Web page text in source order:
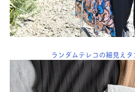
ランダムテレコの細見え